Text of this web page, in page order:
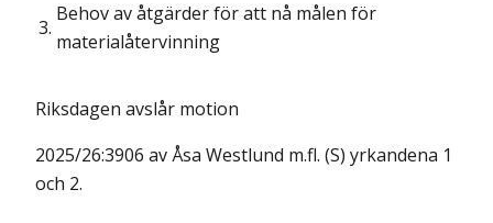
3.
Behov av åtgärder för att nå målen för
materialåtervinning
Riksdagen avslår motion
2025/26:3906 av Åsa Westlund m.fl. (S) yrkandena 1
och 2.